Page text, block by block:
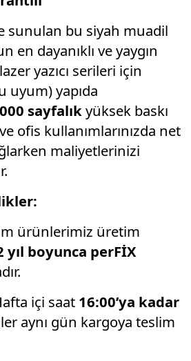
sunulan bu siyah muadil
en dayanıklı ve yaygın
yazıcı serileri için
uyum) yapıda
sayfalık yüksek baskı
ofis kullanımlarınızda net
maliyetlerinizi
ürünlerimiz üretim
yıl boyunca perFİX
içi saat 16:00’ya kadar
aynı gün kargoya teslim